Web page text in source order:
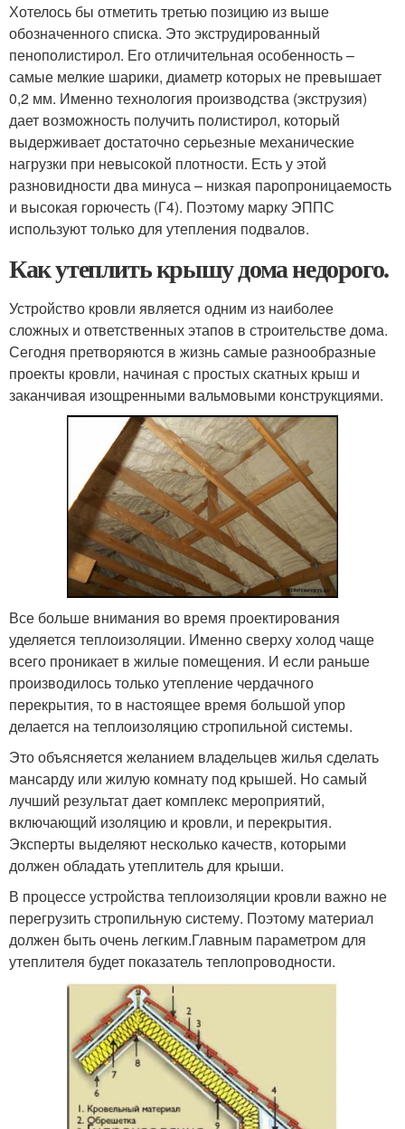
Хотелось бы отметить третью позицию из выше
обозначенного списка. Это экструдированный
пенополистирол. Его отличительная особенность –
самые мелкие шарики, диаметр которых не превышает
0,2 мм. Именно технология производства (экструзия)
дает возможность получить полистирол, который
выдерживает достаточно серьезные механические
нагрузки при невысокой плотности. Есть у этой
разновидности два минуса – низкая паропроницаемость
и высокая горючесть (Г4). Поэтому марку ЭППС
используют только для утепления подвалов.
Как утеплить крышу дома недорого.
Устройство кровли является одним из наиболее
сложных и ответственных этапов в строительстве дома.
Сегодня претворяются в жизнь самые разнообразные
проекты кровли, начиная с простых скатных крыш и
заканчивая изощренными вальмовыми конструкциями.
Все больше внимания во время проектирования
уделяется теплоизоляции. Именно сверху холод чаще
всего проникает в жилые помещения. И если раньше
производилось только утепление чердачного
перекрытия, то в настоящее время большой упор
делается на теплоизоляцию стропильной системы.
Это объясняется желанием владельцев жилья сделать
мансарду или жилую комнату под крышей. Но самый
лучший результат дает комплекс мероприятий,
включающий изоляцию и кровли, и перекрытия.
Эксперты выделяют несколько качеств, которыми
должен обладать утеплитель для крыши.
В процессе устройства теплоизоляции кровли важно не
перегрузить стропильную систему. Поэтому материал
должен быть очень легким.Главным параметром для
утеплителя будет показатель теплопроводности.